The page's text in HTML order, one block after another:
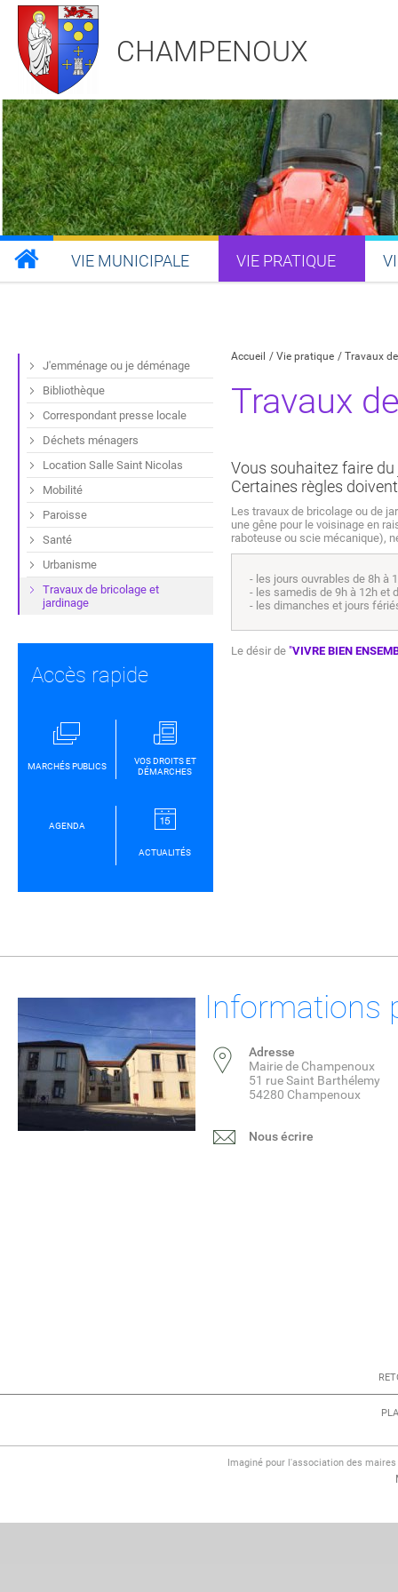
CHAMPENOUX
VIE MUNICIPALE VIE PRATIQUE
Accueil Vie pratique Travaux
Travaux
Vous souhaitez faire
Certaines règles
Les travaux de bricolage ou de
une gêne pour le voisinage en
raboteuse ou scie mécanique),
- les jours ouvrables de 8h à
- les samedis de 9h à 12h et
- les dimanches et jours
Le désir de "VIVRE BIEN
J'emménage ou je déménage
Bibliothèque
Correspondant presse locale
Déchets ménagers
Location Salle Saint Nicolas
Mobilité
Paroisse
Santé
Urbanisme
Travaux de bricolage et
jardinage
Accès rapide
MARCHÉS PUBLICS
VOS DROITS ET
DÉMARCHES
AGENDA
ACTUALITÉS
Informations
Adresse
Mairie de Champenoux
51 rue Saint Barthélemy
54280 Champenoux
Nous écrire
Imaginé pour l'association des